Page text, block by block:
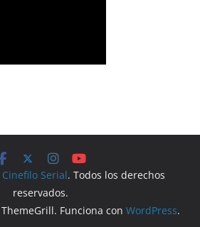
Cinefilo Serial. Todos los derechos
reservados.
Funciona con WordPress.